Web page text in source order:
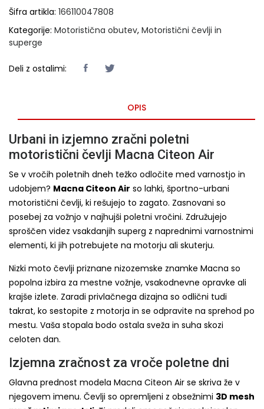
Šifra artikla: 166110047808
Kategorije: Motoristična obutev, Motoristični čevlji in
superge
Deli z ostalimi:
OPIS
Urbani in izjemno zračni poletni
motoristični čevlji Macna Citeon Air
Se v vročih poletnih dneh težko odločite med varnostjo in
udobjem? Macna Citeon Air so lahki, športno-urbani
motoristični čevlji, ki rešujejo to zagato. Zasnovani so
posebej za vožnjo v najhujši poletni vročini. Združujejo
sproščen videz vsakdanjih superg z naprednimi varnostnimi
elementi, ki jih potrebujete na motorju ali skuterju.
Nizki moto čevlji priznane nizozemske znamke Macna so
popolna izbira za mestne vožnje, vsakodnevne opravke ali
krajše izlete. Zaradi privlačnega dizajna so odlični tudi
takrat, ko sestopite z motorja in se odpravite na sprehod po
mestu. Vaša stopala bodo ostala sveža in suha skozi
celoten dan.
Izjemna zračnost za vroče poletne dni
Glavna prednost modela Macna Citeon Air se skriva že v
njegovem imenu. Čevlji so opremljeni z obsežnimi 3D mesh